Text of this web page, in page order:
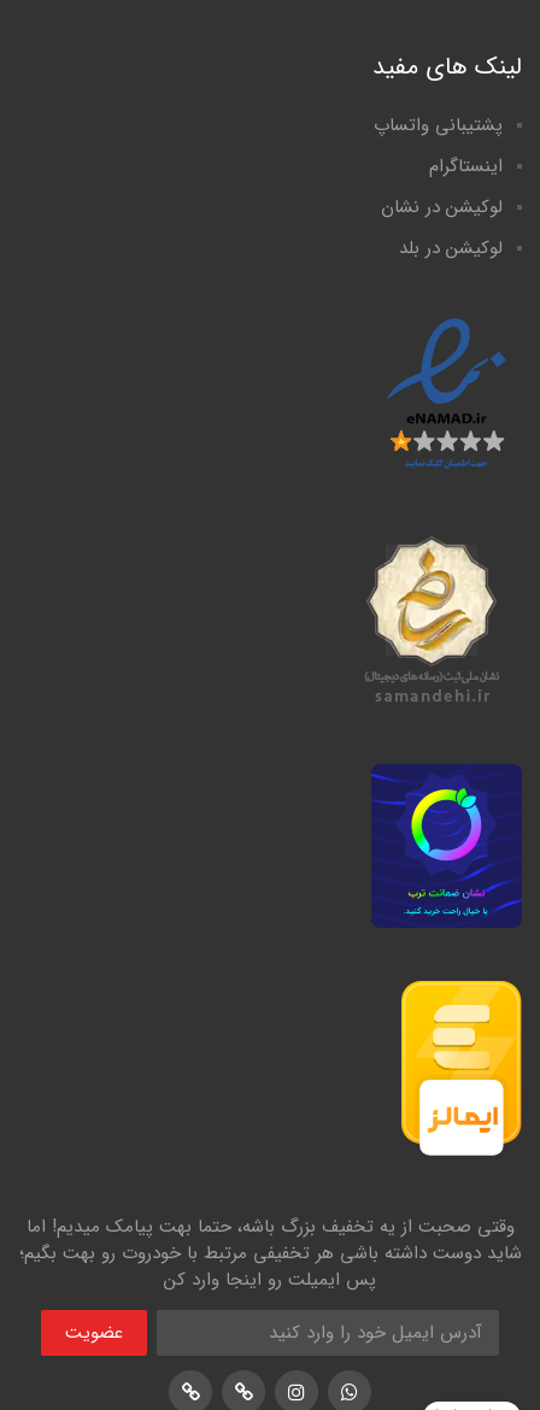
لینک های مفید
پشتیبانی واتساپ
اینستاگرام
لوکیشن در نشان
لوکیشن در بلد
وقتی صحبت از یه تخفیف بزرگ باشه، حتما بهت پیامک میدیم! اما
شاید دوست داشته باشی هر تخفیفی مرتبط با خودروت رو بهت بگیم؛
پس ایمیلت رو اینجا وارد کن
عضویت